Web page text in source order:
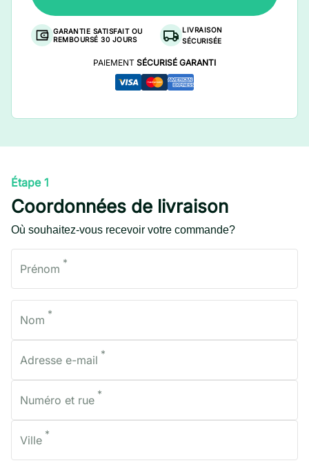
GARANTIE SATISFAIT OU
REMBOURSÉ 30 JOURS
LIVRAISON
SÉCURISÉE
PAIEMENT SÉCURISÉ GARANTI
Étape 1
Coordonnées de livraison
Où souhaitez-vous recevoir votre commande?
Prénom *
Nom *
Adresse e-mail *
Numéro et rue *
Ville *